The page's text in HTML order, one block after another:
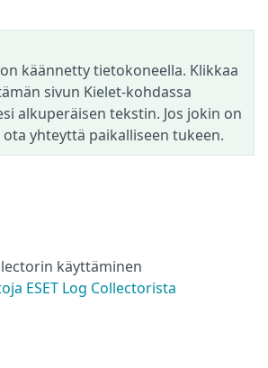
käännetty tietokoneella. Klikkaa
sivun Kielet-kohdassa
alkuperäisen tekstin. Jos jokin on
ota yhteyttä paikalliseen tukeen.
käyttäminen
ESET Log Collectorista